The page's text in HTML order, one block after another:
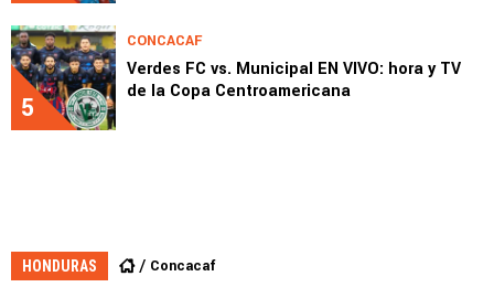
5
CONCACAF
Verdes FC vs. Municipal EN VIVO: hora y TV
de la Copa Centroamericana
HONDURAS Concacaf